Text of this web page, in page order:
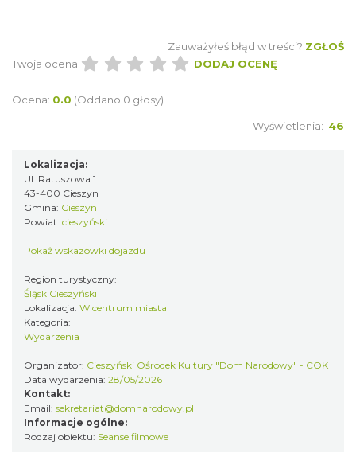
INTERPRETACJE "Miesiofoto" - wernisaż
Towarzystwa Fotograficznego
0.13 km
Spektakl "Tajemnica 16. piętra"
Cieszyn
Zauważyłeś błąd w treści? ZGŁOŚ
Twoja ocena:
DODAJ OCENĘ
Ocena: 0.0 (Oddano 0 głosy)
Wyświetlenia: 46
Lokalizacja:
Ul. Ratuszowa 1
43-400 Cieszyn
Gmina: Cieszyn
Powiat: cieszyński
Pokaż wskazówki dojazdu
Region turystyczny:
Śląsk Cieszyński
Lokalizacja: W centrum miasta
Kategoria:
Wydarzenia
Organizator: Cieszyński Ośrodek Kultury "Dom Narodowy" - COK
Data wydarzenia: 28/05/2026
Kontakt:
Email: sekretariat@domnarodowy.pl
Informacje ogólne:
Rodzaj obiektu: Seanse filmowe